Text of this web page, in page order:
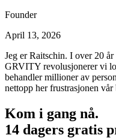
Founder
April 13, 2026
Jeg er Raitschin. I over 20
GRVITY revolusjonerer vi
behandler millioner av
nettopp her frustrasjonen vår
Kom i gang nå.
14 dagers gratis